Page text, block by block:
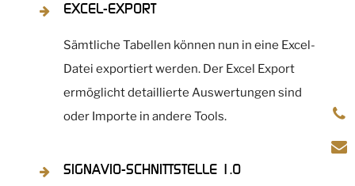
EXCEL-EXPORT
Sämtliche Tabellen können nun in eine Excel-
Datei exportiert werden. Der Excel Export
ermöglicht detaillierte Auswertungen sind
oder Importe in andere Tools.
SIGNAVIO-SCHNITTSTELLE 1.0